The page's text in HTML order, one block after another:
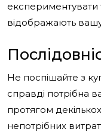
експериментувати
відображають вашу
Не поспішайте з
справді потрібна
протягом
непотрібних